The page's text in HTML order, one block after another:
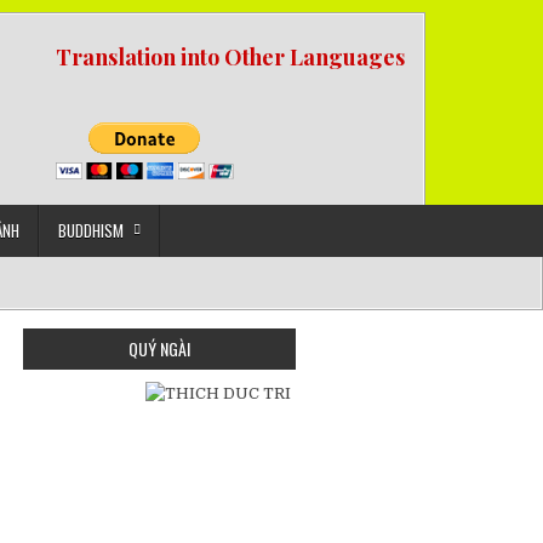
Translation into Other Languages
BUDDHISM
QUÝ NGÀI